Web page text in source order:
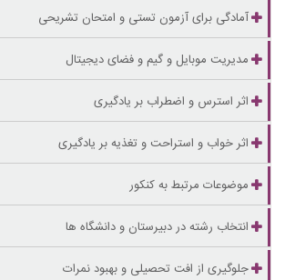
آمادگی برای آزمون تستی و امتحان تشریحی
مدیریت موبایل و گیم و فضای دیجیتال
اثر استرس و اضطراب بر یادگیری
اثر خواب و استراحت و تغذیه بر یادگیری
موضوعات مرتبط به کنکور
انتخاب رشته در دبیرستان و دانشگاه ها
جلوگیری از افت تحصیلی و بهبود نمرات